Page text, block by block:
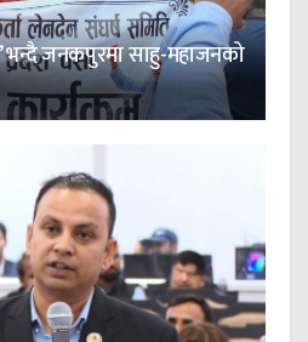
भन्दै जनकपुरमा साहु-महाजनको